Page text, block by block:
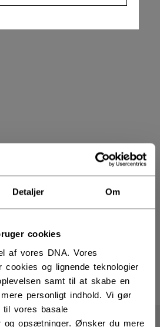
Detaljer Om
cookies
af vores DNA. Vores
cookies og lignende teknologier
samt til at skabe en
personligt indhold. Vi gør
vores basale
og opsætninger. Ønsker du mere